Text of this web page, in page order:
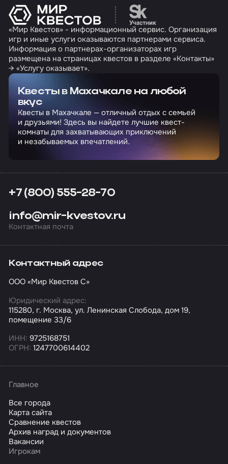
Перейти на сайт
«Мир Квестов» - информационный сервис. Организация
игр и иные услуги оказываются партнерами сервиса.
Информация о партнерах-организаторах игр
размещена на страницах квестов в разделе «Контакты»
→ «Услугу оказывает».
Квесты в Махачкале на любой
вкус
Квесты в Махачкале — отличный отдых с семьей
и друзьями! Здесь вы найдете лучшие квест-
комнаты для захватывающих приключений
и незабываемых впечатлений.
+7 (800) 555-28-70
info@mir-kvestov.ru
Контактная почта
Контактный адрес
ООО «Мир Квестов С»
Юридический адрес:
115280, г. Москва, ул. Ленинская Слобода, дом 19,
помещение 33/6
ИНН: 9725168751
ОГРН: 1247700614402
Главное
Все города
Карта сайта
Сравнение квестов
Архив наград и документов
Вакансии
Игрокам